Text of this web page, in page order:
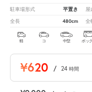
駐車場形式 平置き 屋
全長 480cm 全
軽 コ 中型 ボッ
¥620 / 24 時間